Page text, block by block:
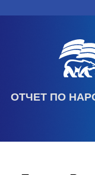
ОТЧЕТ ПО